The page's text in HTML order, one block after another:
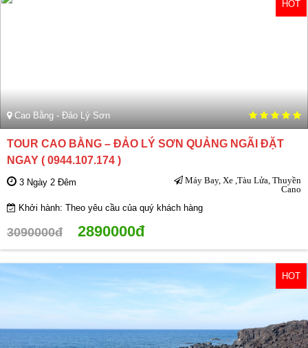
HOT
Cao Bằng - Đảo Lý Sơn
TOUR CAO BẰNG – ĐẢO LÝ SƠN QUẢNG NGÃI ĐẶT
NGAY ( 0944.107.174 )
3 Ngày 2 Đêm
Máy Bay, Xe ,Tàu Lửa, Thuyền
Cano
Khởi hành: Theo yêu cầu của quý khách hàng
3090000đ 2890000đ
HOT